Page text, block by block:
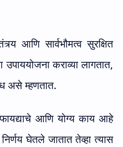
आणि सार्वभौमत्व सुरक्षित
उपाययोजना कराव्या लागतात,
असे म्हणतात.
फायद्याचे आणि योग्य काय आहे
घेतले जातात तेव्हा त्यास